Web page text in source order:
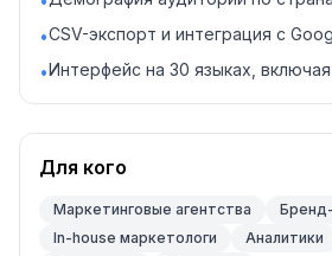
•CSV-экспорт и интеграция с
•Интерфейс на 30 языках,
Для кого
Маркетинговые агентства
In-house маркетологи
Аналитики